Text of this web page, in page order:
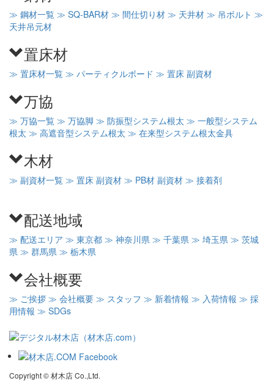
≫ 鋼材一覧 ≫ SQ-BAR材 ≫ 間仕切り材 ≫ 天井材 ≫ 吊ボルト ≫
天井吊元材
置床材
≫ 置床材一覧 ≫ パーティクルボード ≫ 置床 副資材
万協
≫ 万協一覧 ≫ 万協脚 ≫ 防振型システム根太 ≫ 一般型システム
根太 ≫ 高遮音型システム根太 ≫ 在来型システム根太金具
木材
≫ 副資材一覧 ≫ 置床 副資材 ≫ PB材 副資材 ≫ 接着剤
配送地域
≫ 配送エリア ≫ 東京都 ≫ 神奈川県 ≫ 千葉県 ≫ 埼玉県 ≫ 茨城
県 ≫ 群馬県 ≫ 栃木県
会社概要
≫ ご挨拶 ≫ 会社概要 ≫ スタッフ ≫ 新着情報 ≫ 入荷情報 ≫ 採
用情報 ≫ SDGs
Copyright © 材木店 Co.,Ltd.